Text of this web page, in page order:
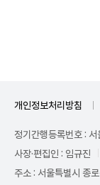
개인정보처리방침
정기간행등록번호 :
사장·편집인 : 임규진
주소 : 서울특별시 종